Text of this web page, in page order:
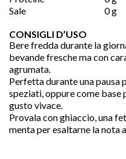
Sale
0 g
CONSIGLI D’USO
Bere fredda durante la
bevande fresche ma con
agrumata.
Perfetta durante una pausa
speziati, oppure come
gusto vivace.
Provala con ghiaccio, una
menta per esaltarne la nota